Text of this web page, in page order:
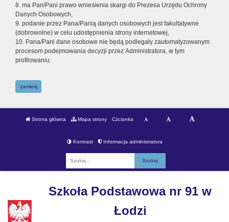
8. ma Pan/Pani prawo wniesienia skargi do Prezesa Urzędu Ochrony
Danych Osobowych,
9. podanie przez Pana/Panią danych osobowych jest fakultatywne
(dobrowolne) w celu udostępnienia strony internetowej,
10. Pana/Pani dane osobowe nie będą podlegały zautomatyzowanym
procesom podejmowania decyzji przez Administratora, w tym
profilowaniu.
zamknij
Strona główna Mapa strony Czcionka
Kontrast Informacja administratora
Szkoła Podstawowa nr 91 w
Łodzi